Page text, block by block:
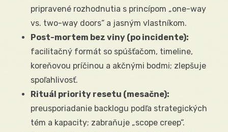
pripravené rozhodnutia s princípom „one-way
vs. two-way doors“ a jasným vlastníkom.
Post-mortem bez viny (po incidente):
facilitačný formát so spúšťačom, timeline,
koreňovou príčinou a akčnými bodmi; zlepšuje
spoľahlivosť.
Rituál priority resetu (mesačne):
preusporiadanie backlogu podľa strategických
tém a kapacity; zabraňuje „scope creep“.